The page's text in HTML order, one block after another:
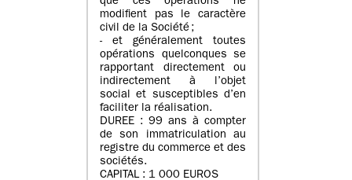
modifient pas le caractère
civil de la Société ;
- et généralement toutes
opérations quelconques se
rapportant directement ou
indirectement à l’objet
social et susceptibles d’en
faciliter la réalisation.
DUREE : 99 ans à compter
de son immatriculation au
registre du commerce et des
sociétés.
CAPITAL : 1 000 EUROS